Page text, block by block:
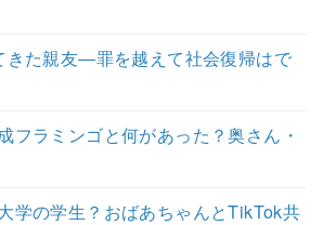
きた親友―罪を越えて社会復帰はで
フラミンゴと何があった？奥さん・
学の学生？おばあちゃんとTikTok共